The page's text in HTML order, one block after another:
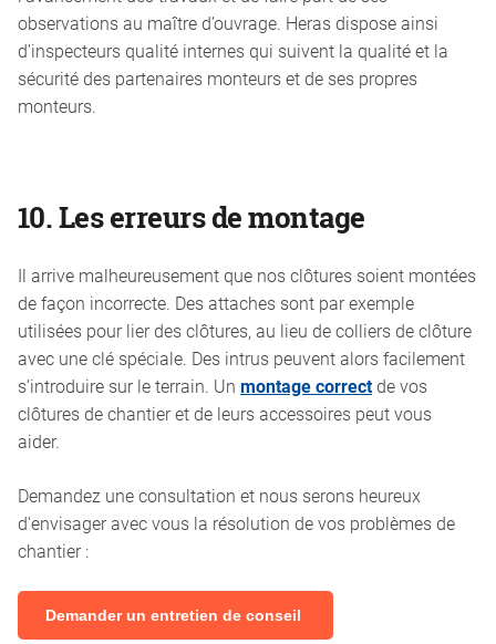
observations au maître d’ouvrage. Heras dispose ainsi
d’inspecteurs qualité internes qui suivent la qualité et la
sécurité des partenaires monteurs et de ses propres
monteurs.
10.Les erreurs de montage
Il arrive malheureusement que nos clôtures soient montées
de façon incorrecte. Des attaches sont par exemple
utilisées pour lier des clôtures, au lieu decolliers de clôture
avec une clé spéciale. Des intrus peuvent alors facilement
s’introduire sur le terrain. Un montage correctde vos
clôtures de chantier et de leurs accessoires peut vous
aider.
Demandez une consultation et nous serons heureux
d'envisager avec vous la résolution de vos problèmes de
chantier :
Demander un entretien de conseil